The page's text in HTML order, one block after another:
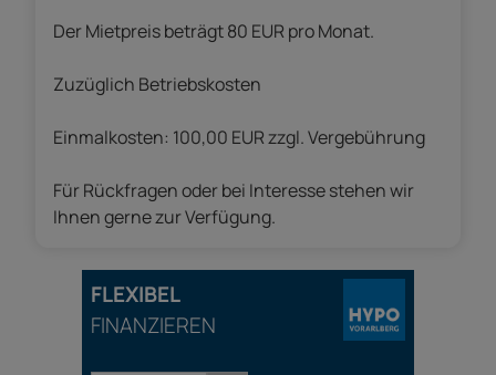
Der Mietpreis beträgt 80 EUR pro Monat.
Zuzüglich Betriebskosten
Einmalkosten: 100,00 EUR zzgl. Vergebührung
Für Rückfragen oder bei Interesse stehen wir
Ihnen gerne zur Verfügung.
FLEXIBEL
FINANZIEREN